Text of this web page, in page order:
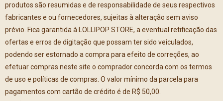
produtos são resumidas e de responsabilidade de seus respectivos
fabricantes e ou fornecedores, sujeitas à alteração sem aviso
prévio. Fica garantida à LOLLIPOP STORE, a eventual retificação das
ofertas e erros de digitação que possam ter sido veiculados,
podendo ser estornado a compra para efeito de correções, ao
efetuar compras neste site o comprador concorda com os termos
de uso e políticas de compras. O valor mínimo da parcela para
pagamentos com cartão de crédito é de R$ 50,00.